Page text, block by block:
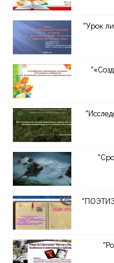
"Урок